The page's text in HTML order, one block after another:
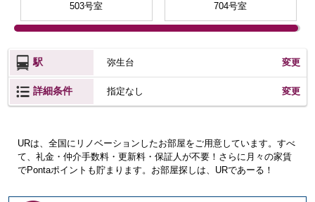
503号室
704号室
駅 弥生台 変更
詳細条件 指定なし 変更
URは、全国にリノベーションしたお部屋をご用意しています。すべ
て、礼金・仲介手数料・更新料・保証人が不要！さらに月々の家賃
でPontaポイントも貯まります。お部屋探しは、URであーる！